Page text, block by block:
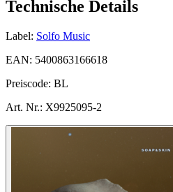
Technische Details
Label: Solfo Music
EAN: 5400863166618
Preiscode: BL
Art. Nr.: X9925095-2